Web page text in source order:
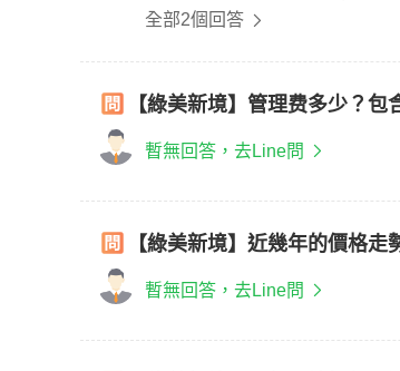
全部2個回答
【綠美新境】管理费多少？
暫無回答，去Line問
【綠美新境】近幾年的價格
暫無回答，去Line問